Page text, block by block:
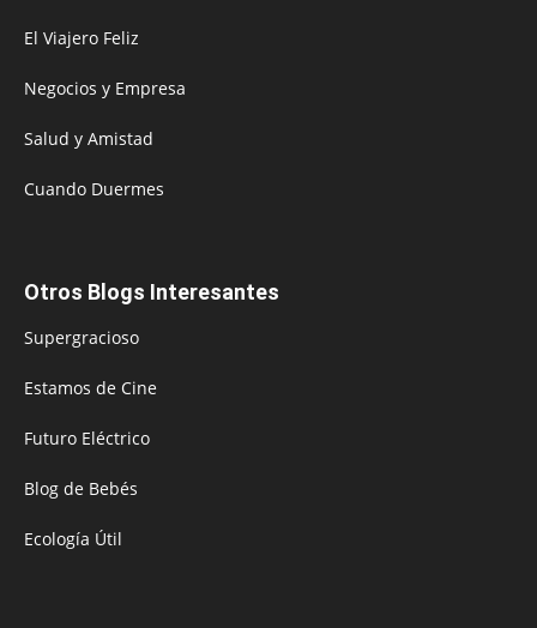
El Viajero Feliz
Negocios y Empresa
Salud y Amistad
Cuando Duermes
Otros Blogs Interesantes
Supergracioso
Estamos de Cine
Futuro Eléctrico
Blog de Bebés
Ecología Útil